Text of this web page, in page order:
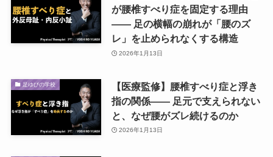
が腰椎すべり症を固定する理由
―― 足の横幅の崩れが「腰のズ
レ」を止められなくする構造
2026年1月13日
足ゆびの学校
【医療監修】腰椎すべり症と浮き
指の関係―― 足元で支えられない
と、なぜ腰がズレ続けるのか
2026年1月13日